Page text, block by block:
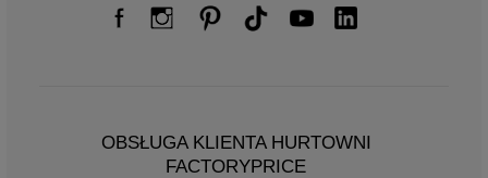
OBSŁUGA KLIENTA HURTOWNI
FACTORYPRICE